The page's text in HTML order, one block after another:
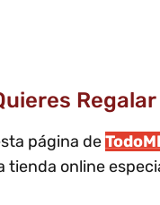
página de
tienda online